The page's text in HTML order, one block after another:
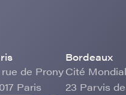
rue de Prony
Paris
Bordeaux
Cité
23 Parvis